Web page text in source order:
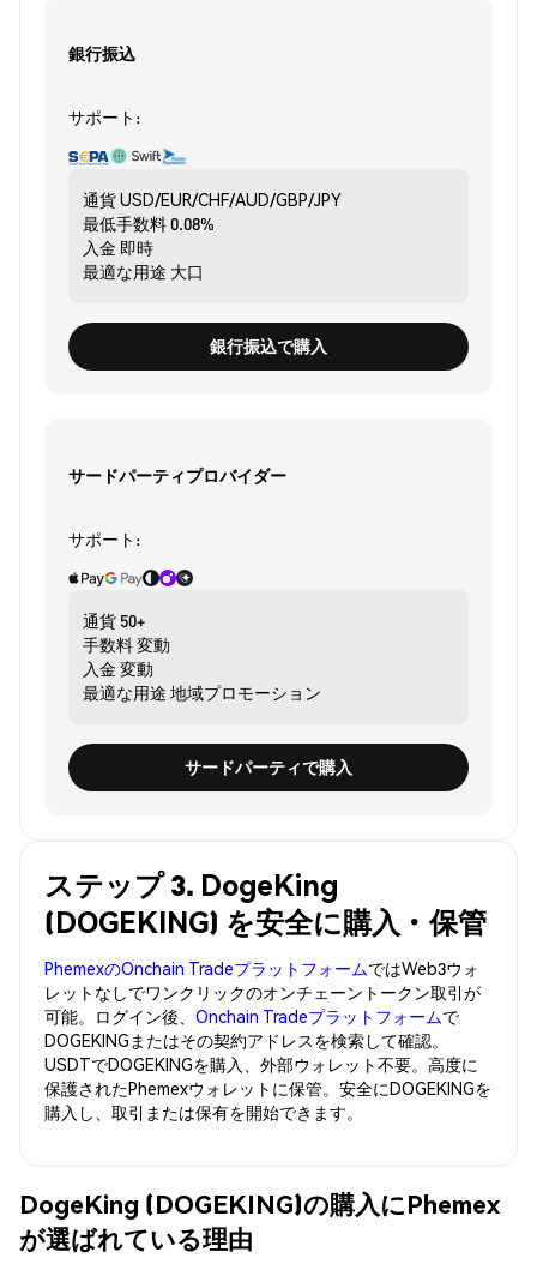
銀行振込
サポート:
通貨USD/EUR/CHF/AUD/GBP/JPY
最低手数料0.08%
入金 即時
最適な用途 大口
銀行振込で購入
サードパーティプロバイダー
サポート:
通貨 50+
手数料変動
入金 変動
最適な用途 地域プロモーション
サードパーティで購入
ステップ 3. DogeKing
(DOGEKING) を安全に購入・保管
PhemexのOnchain TradeプラットフォームではWeb3ウォ
レットなしでワンクリックのオンチェーントークン取引が
可能。ログイン後、 Onchain Tradeプラットフォームで
DOGEKINGまたはその契約アドレスを検索して確認。
USDTでDOGEKINGを購入、外部ウォレット不要。高度に
保護されたPhemexウォレットに保管。安全にDOGEKINGを
購入し、取引または保有を開始できます。
DogeKing (DOGEKING)の購入にPhemex
が選ばれている理由